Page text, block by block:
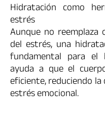
Hidratación como
estrés
Aunque no
del estrés, una
fundamental para el
ayuda a que el
eficiente, reduciendo
estrés emocional.